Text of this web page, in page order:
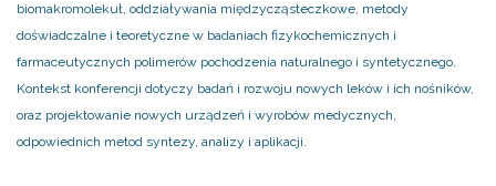
biomakromolekuł, oddziaływania międzycząsteczkowe, metody
doświadczalne i teoretyczne w badaniach fizykochemicznych i
farmaceutycznych polimerów pochodzenia naturalnego i syntetycznego.
Kontekst konferencji dotyczy badań i rozwoju nowych leków i ich nośników,
oraz projektowanie nowych urządzeń i wyrobów medycznych,
odpowiednich metod syntezy, analizy i aplikacji.